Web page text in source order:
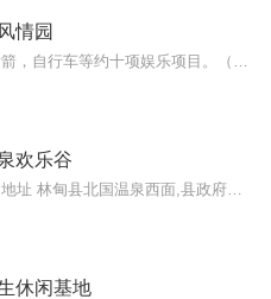
情园
欢乐谷
休闲基地